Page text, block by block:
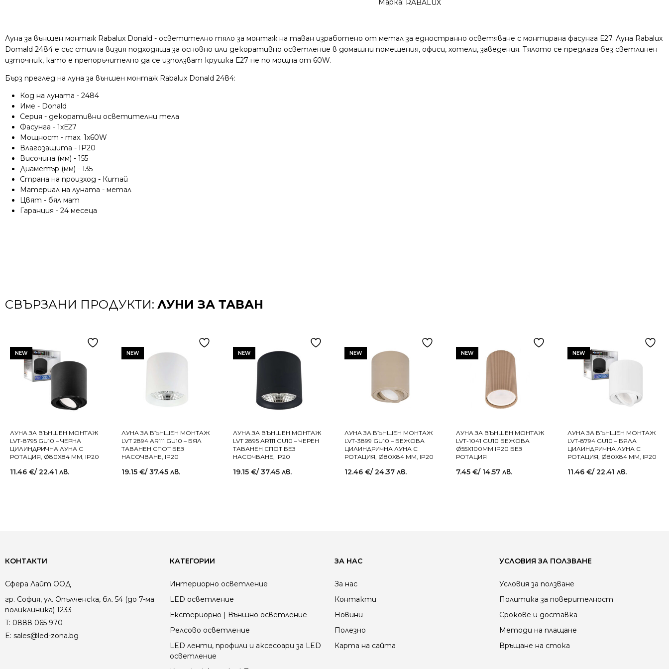
Марка: RABALUX
Луна за външен монтаж Rabalux Donald - осветително тяло за монтаж на таван изработено от метал за едностранно осветяване с монтирана фасунга Е27. Луна Rabalux
Domald 2484 е със стилна визия подходяща за основно или декоративно осветление в домашни помещения, офиси, хотели, заведения. Тялото се предлага без светлинен
източник, като е препоръчително да се използват крушка Е27 не по мощна от 60W.
Бърз преглед на луна за външен монтаж Rabalux Donald 2484:
Код на луната - 2484
Име - Donald
Серия - декоративни осветителни тела
Фасунга - 1xЕ27
Мощност - max. 1x60W
Влагозащита - IP20
Височина (мм) - 155
Диаметър (мм) - 135
Страна на произход - Китай
Материал на луната - метал
Цвят - бял мат
Гаранция - 24 месеца
СВЪРЗАНИ ПРОДУКТИ: ЛУНИ ЗА ТАВАН
NEW
ЛУНА ЗА ВЪНШЕН МОНТАЖ
LVT-8795 GU10 – ЧЕРНА
ЦИЛИНДРИЧНА ЛУНА С
РОТАЦИЯ, Ø80X84 MM, IP20
11.46 €/ 22.41 лв.
NEW
ЛУНА ЗА ВЪНШЕН МОНТАЖ
LVT 2894 AR111 GU10 – БЯЛ
ТАВАНЕН СПОТ БЕЗ
НАСОЧВАНЕ, IP20
19.15 €/ 37.45 лв.
NEW
ЛУНА ЗА ВЪНШЕН МОНТАЖ
LVT 2895 AR111 GU10 – ЧЕРЕН
ТАВАНЕН СПОТ БЕЗ
НАСОЧВАНЕ, IP20
19.15 €/ 37.45 лв.
NEW
ЛУНА ЗА ВЪНШЕН МОНТАЖ
LVT-3899 GU10 – БЕЖОВА
ЦИЛИНДРИЧНА ЛУНА С
РОТАЦИЯ, Ø80X84 MM, IP20
12.46 €/ 24.37 лв.
NEW
ЛУНА ЗА ВЪНШЕН МОНТАЖ
LVT-1041 GU10 БЕЖОВА
Ø55X100MM IP20 БЕЗ
РОТАЦИЯ
7.45 €/ 14.57 лв.
NEW
ЛУНА ЗА ВЪНШЕН МОНТАЖ
LVT-8794 GU10 – БЯЛА
ЦИЛИНДРИЧНА ЛУНА С
РОТАЦИЯ, Ø80X84 MM, IP20
11.46 €/ 22.41 лв.
КОНТАКТИ
Сфера Лайт ООД
гр. София, ул. Опълченска, бл. 54 (до 7-ма
поликлиника) 1233
T: 0888 065 970
E: sales@led-zona.bg
КАТЕГОРИИ
Интериорно осветление
LED осветление
Екстериорно | Външно осветление
Релсово осветление
LED ленти, профили и аксесоари за LED
осветление
ЗА НАС
За нас
Контакти
Новини
Полезно
Карта на сайта
УСЛОВИЯ ЗА ПОЛЗВАНЕ
Условия за ползване
Политика за поверителност
Срокове и доставка
Методи на плащане
Връщане на стока